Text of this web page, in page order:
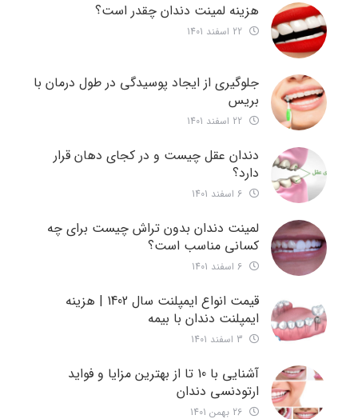
هزینه لمینت دندان چقدر است؟
جلوگیری از ایجاد پوسیدگی در طول درمان با
بریس
دندان عقل چیست و در کجای دهان قرار
دارد؟
لمینت دندان بدون تراش چیست برای چه
کسانی مناسب است؟
قیمت انواع ایمپلنت سال 1402 | هزینه
ایمپلنت دندان با بیمه
آشنایی با 10 تا از بهترین مزایا و فواید
ارتودنسی دندان